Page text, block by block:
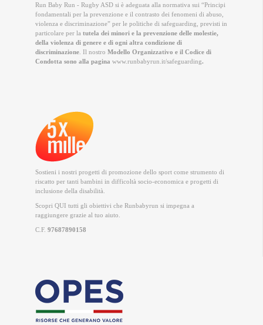
Run Baby Run - Rugby ASD si è adeguata alla normativa sui “Principi
fondamentali per la prevenzione e il contrasto dei fenomeni di abuso,
violenza e discriminazione” per le politiche di safeguarding, previsti in
particolare per la tutela dei minori e la prevenzione delle molestie,
della violenza di genere e di ogni altra condizione di
discriminazione . Il nostro Modello Organizzativo e il Codice di
Condotta sono alla pagina www.runbabyrun.it/safeguarding.
Sostieni i nostri progetti di promozione dello sport come strumento di
riscatto per tanti bambini in difficoltà socio-economica e progetti di
inclusione della disabilità.
Scopri QUI tutti gli obiettivi che Runbabyrun si impegna a
raggiungere grazie al tuo aiuto.
C.F. 97687890158